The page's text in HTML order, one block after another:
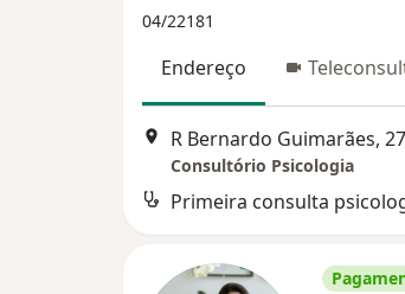
04/22181
Endereço
Consultório Psicologia
Primeira consulta